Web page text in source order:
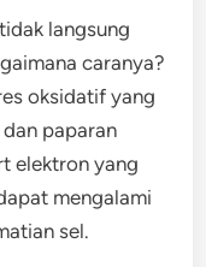
langsung
caranya?
oksidatif yang
paparan
elektron yang
mengalami
sel.